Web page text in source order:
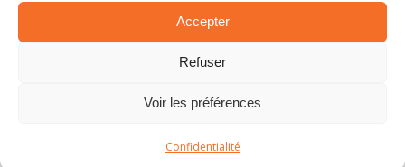
Accepter
Refuser
Voir les préférences
Confidentialité